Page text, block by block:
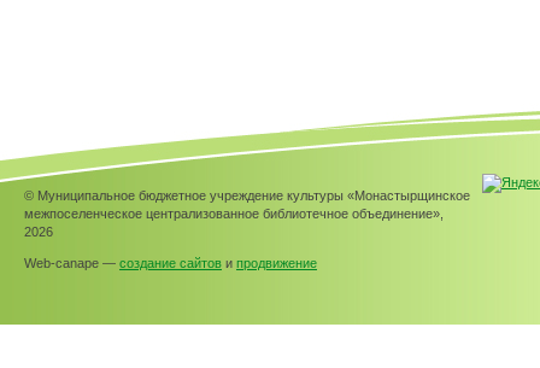
© Муниципальное бюджетное учреждение культуры «Монастырщинское
межпоселенческое централизованное библиотечное объединение»,
2026
Web-canape — создание сайтов и продвижение